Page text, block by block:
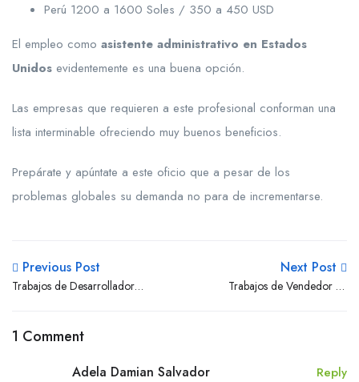
Perú 1200 a 1600 Soles / 350 a 450 USD
El empleo como asistente administrativo en Estados
Unidos evidentemente es una buena opción.
Las empresas que requieren a este profesional conforman una
lista interminable ofreciendo muy buenos beneficios.
Prepárate y apúntate a este oficio que a pesar de los
problemas globales su demanda no para de incrementarse.
Previous Post
Trabajos de Desarrollador
Next Post
Trabajos de Vendedor en
1 Comment
Adela Damian Salvador Reply